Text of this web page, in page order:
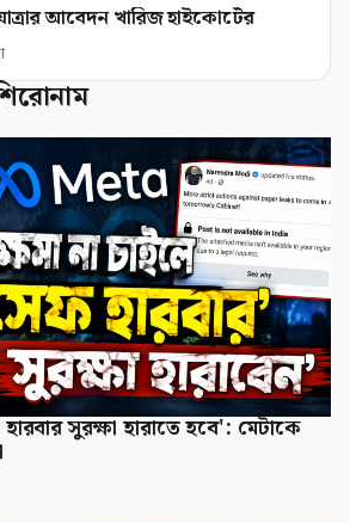
আবেদন খারিজ হাইকোর্টের
সুরক্ষা হারাতে হবে': মেটাকে